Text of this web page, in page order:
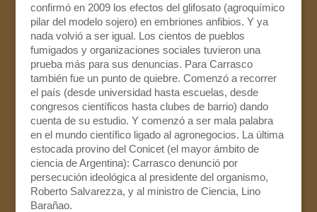
confirmó en 2009 los efectos del glifosato (agroquímico
pilar del modelo sojero) en embriones anfibios. Y ya
nada volvió a ser igual. Los cientos de pueblos
fumigados y organizaciones sociales tuvieron una
prueba más para sus denuncias. Para Carrasco
también fue un punto de quiebre. Comenzó a recorrer
el país (desde universidad hasta escuelas, desde
congresos científicos hasta clubes de barrio) dando
cuenta de su estudio. Y comenzó a ser mala palabra
en el mundo científico ligado al agronegocios. La última
estocada provino del Conicet (el mayor ámbito de
ciencia de Argentina): Carrasco denunció por
persecución ideológica al presidente del organismo,
Roberto Salvarezza, y al ministro de Ciencia, Lino
Barañao.